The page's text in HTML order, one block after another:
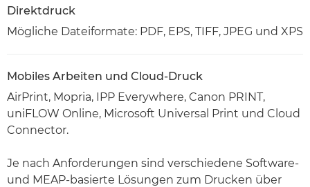
Direktdruck
Mögliche Dateiformate: PDF, EPS, TIFF, JPEG und XPS
Mobiles Arbeiten und Cloud-Druck
AirPrint, Mopria, IPP Everywhere, Canon PRINT,
uniFLOW Online, Microsoft Universal Print und Cloud
Connector.
Je nach Anforderungen sind verschiedene Software-
und MEAP-basierte Lösungen zum Drucken über